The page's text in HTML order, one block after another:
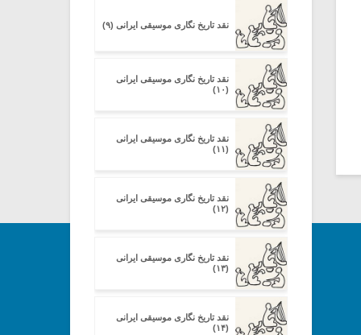
نقد تاریخ نگاری موسیقی ایرانی (۹)
نقد تاریخ نگاری موسیقی ایرانی
(۱۰)
نقد تاریخ نگاری موسیقی ایرانی
(۱۱)
نقد تاریخ نگاری موسیقی ایرانی
(۱۲)
نقد تاریخ نگاری موسیقی ایرانی
(۱۳)
نقد تاریخ نگاری موسیقی ایرانی
(۱۴)